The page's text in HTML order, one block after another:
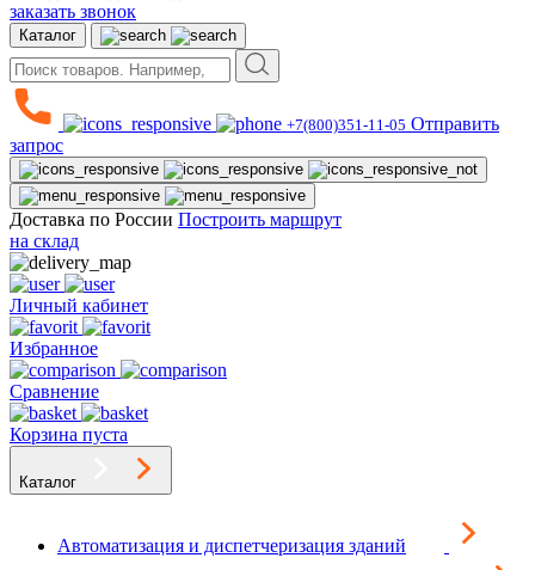
заказать звонок
Каталог
+7(800)351-11-05 Отправить
запрос
Доставка по России Построить маршрут
на склад
Личный кабинет
Избранное
Сравнение
Корзина пуста
Каталог
Автоматизация и диспетчеризация зданий